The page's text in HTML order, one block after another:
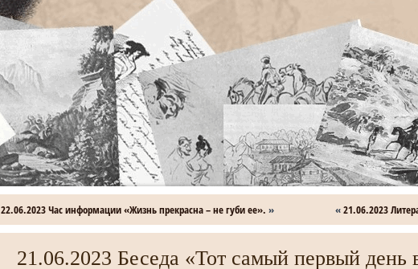
22.06.2023 Час информации «Жизнь прекрасна – не губи ее». » «21.06.2023
21.06.2023 Беседа «Тот самый первый день